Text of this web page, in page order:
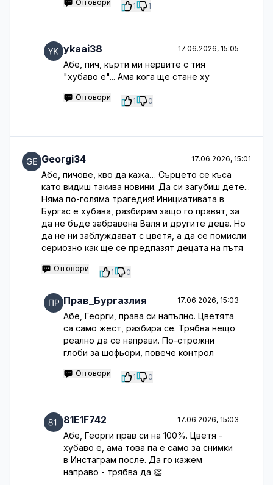
Отговори 1 1
ykaai38 17.06.2026, 15:05
Абе, пич, кърти ми нервите с тия
"хубаво е"... Ама кога ще стане ху
Отговори 1 0
Georgi34 17.06.2026, 15:01
Абе, пичове, кво да кажа… Сърцето се къса
като видиш такива новини. Да си загубиш дете...
Няма по-голяма трагедия! Инициативата в
Бургас е хубава, разбирам защо го правят, за
да не бъде забравена Валя и другите деца. Но
да не ни заблуждават с цветя, а да се помисли
сериозно как ще се предпазят децата на пътя
Отговори 1 0
Прав_Бургазлия 17.06.2026, 15:03
Абе, Георги, права си напълно. Цветята
са само жест, разбира се. Трябва нещо
реално да се направи. По-строжни
глоби за шофьори, повече контрол
Отговори 1 0
81E1F742 17.06.2026, 15:03
Абе, Георги прав си на 100%. Цветя -
хубаво е, ама това па е само за снимки
в Инстаграм после. Да го кажем
направо - трябва да 👏